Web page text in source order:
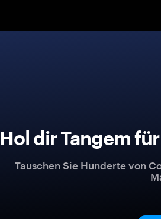
Hol dir Tangem
Tauschen Sie Hunderte von